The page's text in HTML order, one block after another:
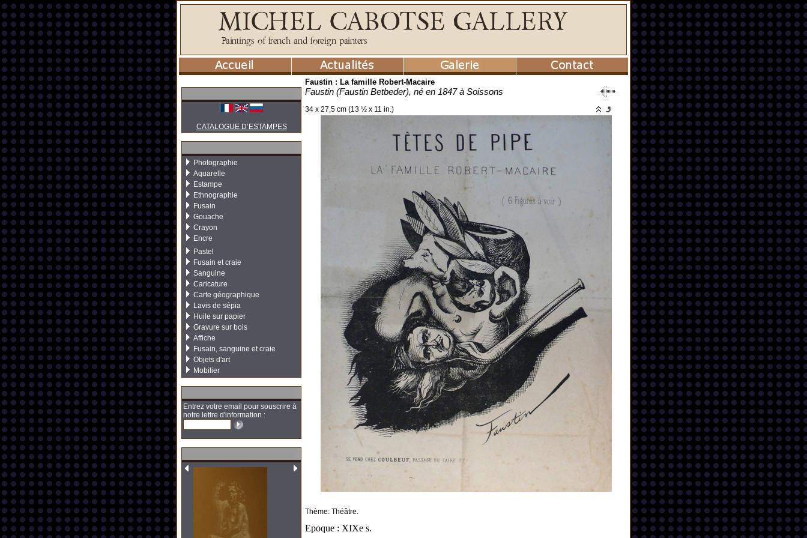
CATALOGUE D’ESTAMPES
Photographie
Aquarelle
Estampe
Ethnographie
Fusain
Gouache
Crayon
Encre
Pastel
Fusain et craie
Sanguine
Caricature
Carte géographique
Lavis de sépia
Huile sur papier
Gravure sur bois
Affiche
Fusain, sanguine et craie
Objets d'art
Mobilier
Entrez votre email pour souscrire à
notre lettre d'information :
Faustin : La famille Robert-Macaire
Faustin (Faustin Betbeder), né en 1847 à Soissons
34 x 27,5 cm (13 ½ x 11 in.)
Thème: Théâtre.
Epoque : XIXe s.